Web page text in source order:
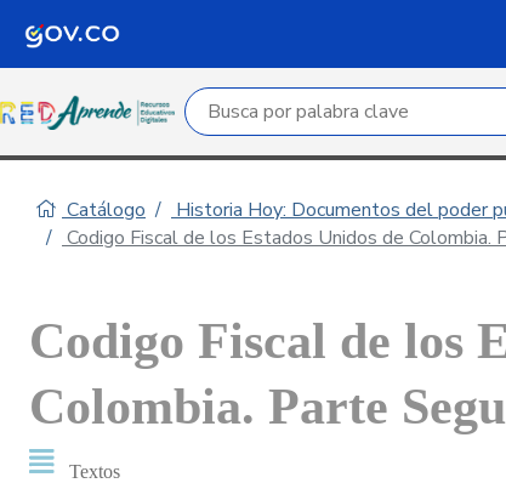
Campo de búsqueda por palabra clave
Catálogo
Historia Hoy: Documentos del poder
Codigo Fiscal de los Estados Unidos de
Codigo Fiscal de los
Colombia. Parte
Textos